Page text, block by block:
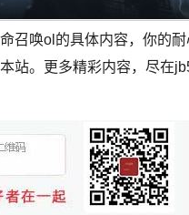
唤ol的具体内容，你的耐
站。更多精彩内容，尽在